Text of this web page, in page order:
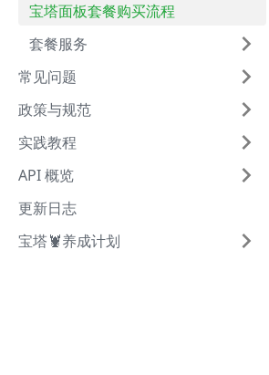
宝塔面板套餐购买流程
套餐服务
常见问题
政策与规范
实践教程
API 概览
更新日志
宝塔🦞养成计划